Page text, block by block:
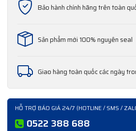
Bảo hành chính hãng trên toàn
Sản phẩm mới 100% nguyên seal
Giao hàng toàn quốc các ngày
HỖ TRỢ BÁO GIÁ 24/7 (HOTLINE / SMS /
0522 388 688